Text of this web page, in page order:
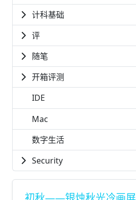
计科基础
评
随笔
开箱评测
IDE
Mac
数字生活
Security